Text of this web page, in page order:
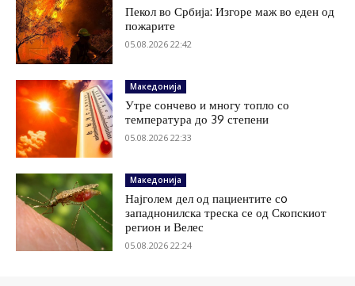
Пекол во Србија: Изгоре маж во еден од
пожарите
05.08.2026 22:42
Македонија
Утре сончево и многу топло со
температура до 39 степени
05.08.2026 22:33
Македонија
Најголем дел од пациентите сo
западнонилска треска се од Скопскиот
регион и Велес
05.08.2026 22:24